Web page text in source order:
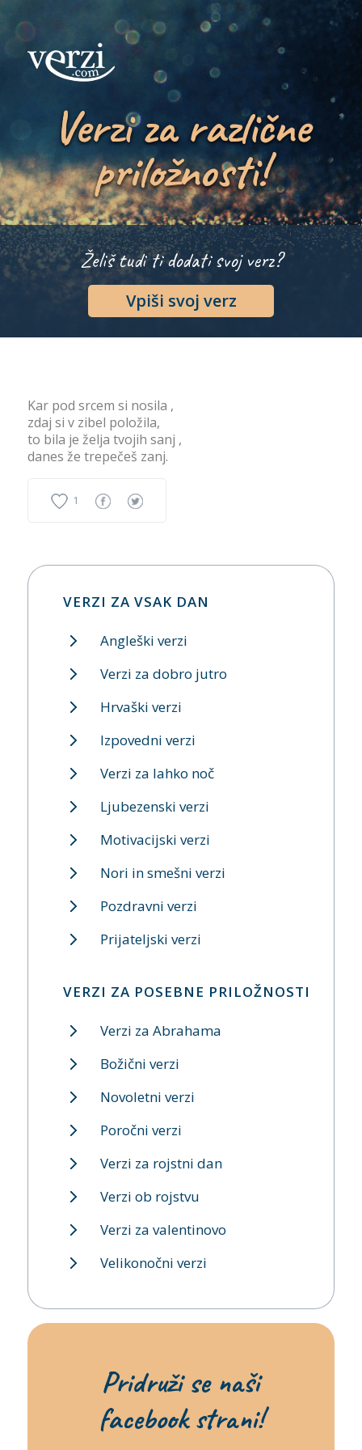
Verzi za različne
priložnosti!
Želiš tudi ti dodati svoj verz?
Vpiši svoj verz
Kar pod srcem si nosila ,
zdaj si v zibel položila,
to bila je želja tvojih sanj ,
danes že trepečeš zanj.
1
VERZI ZA VSAK DAN
Angleški verzi
Verzi za dobro jutro
Hrvaški verzi
Izpovedni verzi
Verzi za lahko noč
Ljubezenski verzi
Motivacijski verzi
Nori in smešni verzi
Pozdravni verzi
Prijateljski verzi
VERZI ZA POSEBNE PRILOŽNOSTI
Verzi za Abrahama
Božični verzi
Novoletni verzi
Poročni verzi
Verzi za rojstni dan
Verzi ob rojstvu
Verzi za valentinovo
Velikonočni verzi
Pridruži se naši
facebook strani!